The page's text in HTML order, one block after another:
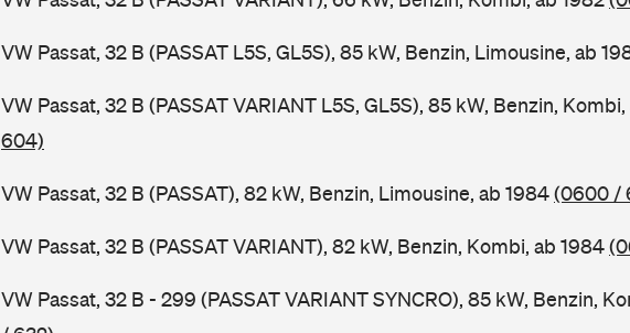
VW Passat, 32 B (PASSAT L5S, GL5S), 85 kW, Benzin, Limousine, ab
VW Passat, 32 B (PASSAT VARIANT L5S, GL5S), 85 kW, Benzin,
604)
VW Passat, 32 B (PASSAT), 82 kW, Benzin, Limousine, ab 1984(0600 /
VW Passat, 32 B (PASSAT VARIANT), 82 kW, Benzin, Kombi, ab 1984
VW Passat, 32 B - 299 (PASSAT VARIANT SYNCRO), 85 kW, Benzin,